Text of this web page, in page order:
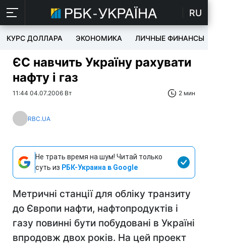
RU
КУРС ДОЛЛАРА ЭКОНОМИКА ЛИЧНЫЕ ФИНАНСЫ
ЄС навчить Україну рахувати
нафту і газ
11:44 04.07.2006 Вт 2 мин
RBC.UA
Не трать время на шум! Читай только
суть из РБК-Украина в Google
Метричні станції для обліку транзиту
до Європи нафти, нафтопродуктів і
газу повинні бути побудовані в Україні
впродовж двох років. На цей проект